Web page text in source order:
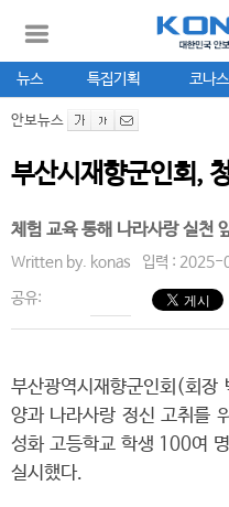
뉴스 특집기획 코나
안보뉴스
부산시재향군인회,
체험 교육 통해 나라사랑 실천
Written by. konas 입력 : 2025-
공유:
부산광역시재향군인회(회장
양과 나라사랑 정신 고취를
성화 고등학교 학생 100여
실시했다.